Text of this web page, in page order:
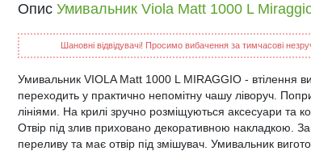
Опис Умивальник Viola Matt 1000 L
Шановні відвідувачі! Просимо вибачення за тимчасові
Умивальник VIOLA Matt 1000 L MIRAGGIO - втілення
переходить у практично непомітну чашу ліворуч.
лініями. На крилі зручно розміщуються аксесуари та
Отвір під злив приховано декоративною накладкою.
переливу та має отвір під змішувач. Умивальник